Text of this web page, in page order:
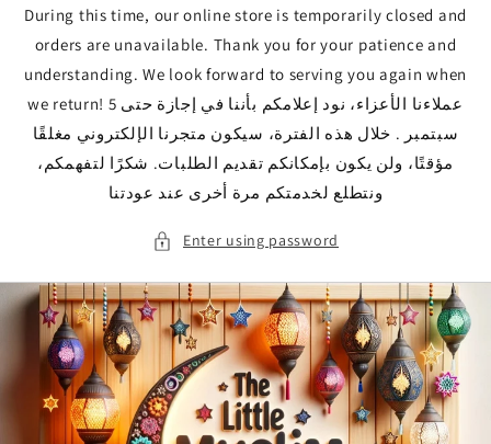
During this time, our online store is temporarily closed and
orders are unavailable. Thank you for your patience and
understanding. We look forward to serving you again when
we return! عملاءنا الأعزاء، نود إعلامكم بأننا في إجازة حتى 5
سبتمبر . خلال هذه الفترة، سيكون متجرنا الإلكتروني مغلقًا
مؤقتًا، ولن يكون بإمكانكم تقديم الطلبات. شكرًا لتفهمكم،
ونتطلع لخدمتكم مرة أخرى عند عودتنا
Enter using password